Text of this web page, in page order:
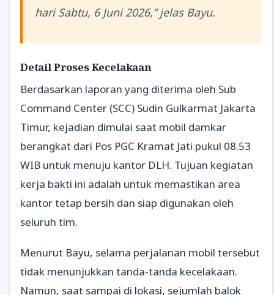
hari Sabtu, 6 Juni 2026,” jelas Bayu.
Detail Proses Kecelakaan
Berdasarkan laporan yang diterima oleh Sub
Command Center (SCC) Sudin Gulkarmat Jakarta
Timur, kejadian dimulai saat mobil damkar
berangkat dari Pos PGC Kramat Jati pukul 08.53
WIB untuk menuju kantor DLH. Tujuan kegiatan
kerja bakti ini adalah untuk memastikan area
kantor tetap bersih dan siap digunakan oleh
seluruh tim.
Menurut Bayu, selama perjalanan mobil tersebut
tidak menunjukkan tanda-tanda kecelakaan.
Namun, saat sampai di lokasi, sejumlah balok